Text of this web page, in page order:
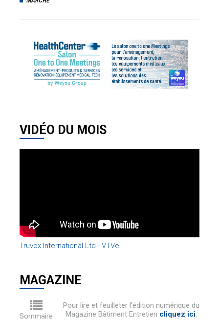
VIDÉO DU MOIS
Truvox International Ltd - VTVe
MAGAZINE
Sommaire
Pour lire et feuilleter l'édition numérique du
Magazine Bâtiment Entretien cliquez ici.